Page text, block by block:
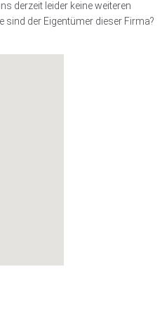
derzeit leider keine weiteren
sind der Eigentümer dieser Firma?